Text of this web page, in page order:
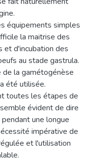
équipements simples
la maitrise des
et d'incubation des
au stade gastrula.
de la gamétogénèse
été utilisée.
toutes les étapes de
évident de dire
une longue
impérative de
et l'utilisation